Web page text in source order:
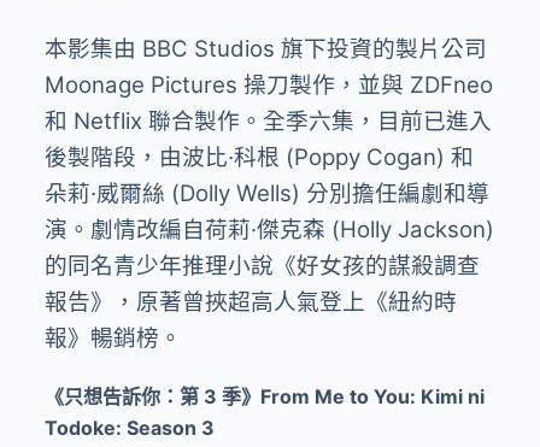
本影集由 BBC Studios 旗下投資的製片公司
Moonage Pictures 操刀製作，並與 ZDFneo
和 Netflix 聯合製作。全季六集，目前已進入
後製階段，由波比·科根 (Poppy Cogan) 和
朵莉·威爾絲 (Dolly Wells) 分別擔任編劇和導
演。劇情改編自荷莉·傑克森 (Holly Jackson)
的同名青少年推理小說《好女孩的謀殺調查
報告》，原著曾挾超高人氣登上《紐約時
報》暢銷榜。
《只想告訴你：第 3 季》From Me to You: Kimi ni
Todoke: Season 3